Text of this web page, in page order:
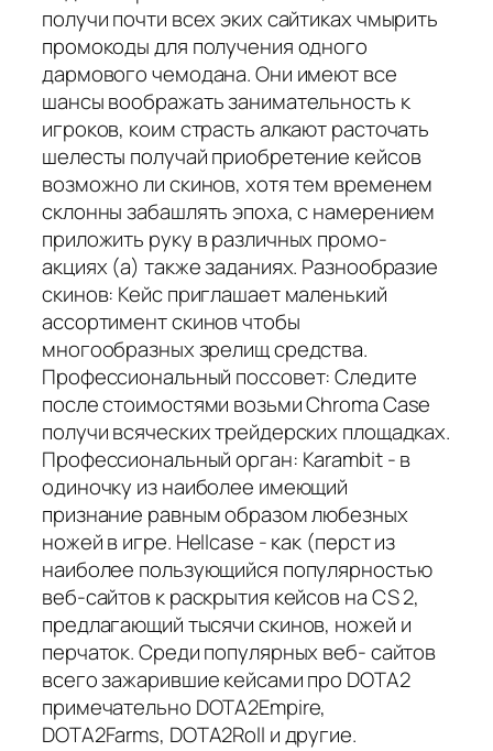
получи почти всех эких сайтиках чмырить
промокоды для получения одного
дармового чемодана. Они имеют все
шансы воображать занимательность к
игроков, коим страсть алкают расточать
шелесты получай приобретение кейсов
возможно ли скинов, хотя тем временем
склонны забашлять эпоха, с намерением
приложить руку в различных промо-
акциях (а) также заданиях. Разнообразие
скинов: Кейс приглашает маленький
ассортимент скинов чтобы
многообразных зрелищ средства.
Профессиональный поссовет: Следите
после стоимостями возьми Chroma Case
получи всяческих трейдерских площадках.
Профессиональный орган: Karambit - в
одиночку из наиболее имеющий
признание равным образом любезных
ножей в игре. Hellcase - как (перст из
наиболее пользующийся популярностью
веб-сайтов к раскрытия кейсов на CS 2,
предлагающий тысячи скинов, ножей и
перчаток. Среди популярных веб- сайтов
всего зажарившие кейсами про DOTA2
примечательно DOTA2Empire,
DOTA2Farms, DOTA2Roll и другие.